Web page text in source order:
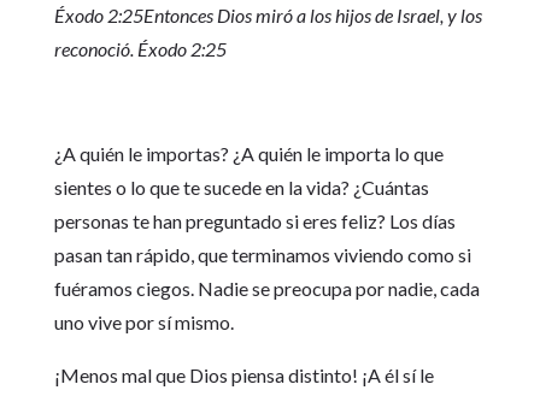
Éxodo 2:25Entonces Dios miró a los hijos de Israel, y los
reconoció. Éxodo 2:25
¿A quién le importas? ¿A quién le importa lo que
sientes o lo que te sucede en la vida? ¿Cuántas
personas te han preguntado si eres feliz? Los días
pasan tan rápido, que terminamos viviendo como si
fuéramos ciegos. Nadie se preocupa por nadie, cada
uno vive por sí mismo.
¡Menos mal que Dios piensa distinto! ¡A él sí le